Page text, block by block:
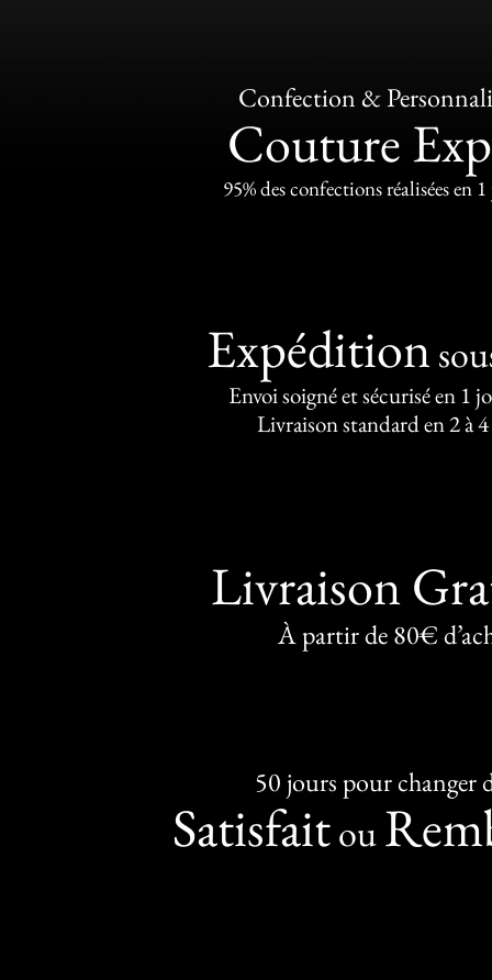
Confection &
Couture
95% des confections réalisées en
Expédition
Envoi soigné et sécurisé en 1
Livraison standard en 2 à
Livraison
À partir de 80€
50 jours pour changer
Satisfaitou